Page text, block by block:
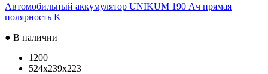
Автомобильный аккумулятор UNIKUM 190 Ач прямая
полярность K
● В наличии
1200
524x239x223